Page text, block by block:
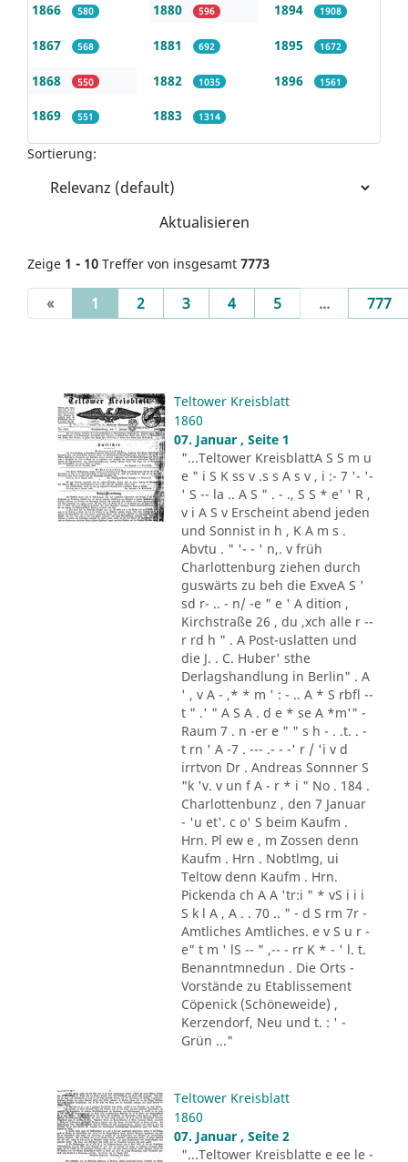
1866 580
1867 568
1868 550
1869 551
1880 596
1881 692
1882 1035
1883 1314
1894 1908
1895 1672
1896 1561
Sortierung:
Aktualisieren
Zeige 1 - 10 Treffer von insgesamt 7773
« 1 (current)
2 3 4 5 ... 777
Teltower Kreisblatt
1860
07. Januar , Seite 1
"...Teltower KreisblattA S S m u
e " i S K ss v .s s A s v , i :- 7 '- '-
' S -- la .. A S " . - ., S S * e' ' R ,
v i A S v Erscheint abend jeden
und Sonnist in h , K A m s .
Abvtu . " '- - ' n,. v früh
Charlottenburg ziehen durch
guswärts zu beh die ExveA S '
sd r- .. - n/ -e " e ' A dition ,
Kirchstraße 26 , du ,xch alle r --
r rd h " . A Post-uslatten und
die J. . C. Huber' sthe
Derlagshandlung in Berlin" . A
' , v A - ,* * m ' : - .. A * S rbfl --
t " .' " A S A . d e * se A *m'" -
Raum 7 . n -er e " " s h - . .t. . -
t rn ' A -7 . --- .- - -' r / 'i v d
irrtvon Dr . Andreas Sonnner S
"k 'v. v un f A - r * i " No . 184 .
Charlottenbunz , den 7 Januar
- 'u et'. c o' S beim Kaufm .
Hrn. Pl ew e , m Zossen denn
Kaufm . Hrn . Nobtlmg, ui
Teltow denn Kaufm . Hrn.
Pickenda ch A A 'tr:i " * vS i i i
S k l A , A . . 70 .. " - d S rm 7r -
Amtliches Amtliches. e v S u r -
e" t m ' lS -- " ,-- - rr K * - ' l. t.
Benanntmnedun . Die Orts -
Vorstände zu Etablissement
Cöpenick (Schöneweide) ,
Kerzendorf, Neu und t. : ' -
Grün ..."
Teltower Kreisblatt
1860
07. Januar , Seite 2
"...Teltower Kreisblatte e ee le -